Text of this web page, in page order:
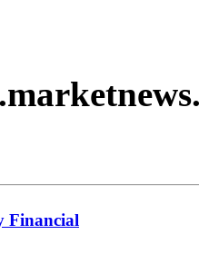
Financial